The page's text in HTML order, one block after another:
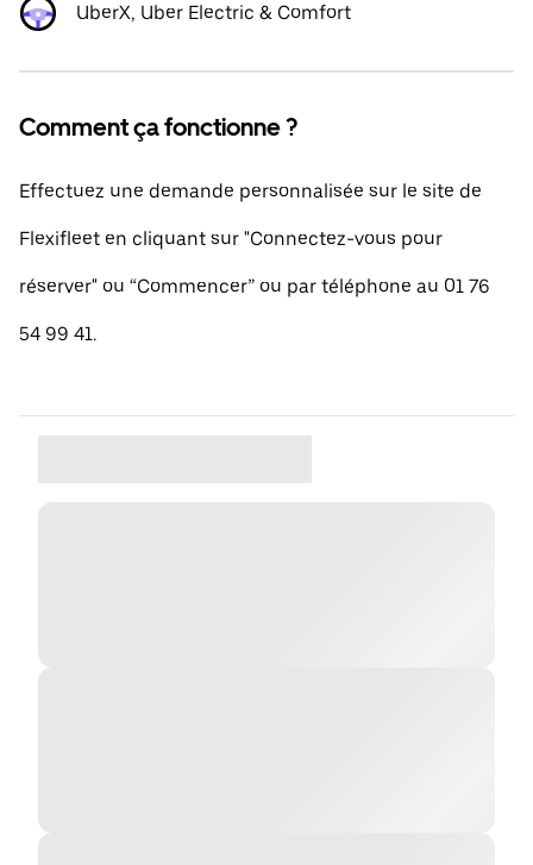
UberX, Uber Electric & Comfort
Comment ça fonctionne ?
Effectuez une demande personnalisée sur le site de
Flexifleet en cliquant sur "Connectez-vous pour
réserver" ou “Commencer” ou par téléphone au 01 76
54 99 41.